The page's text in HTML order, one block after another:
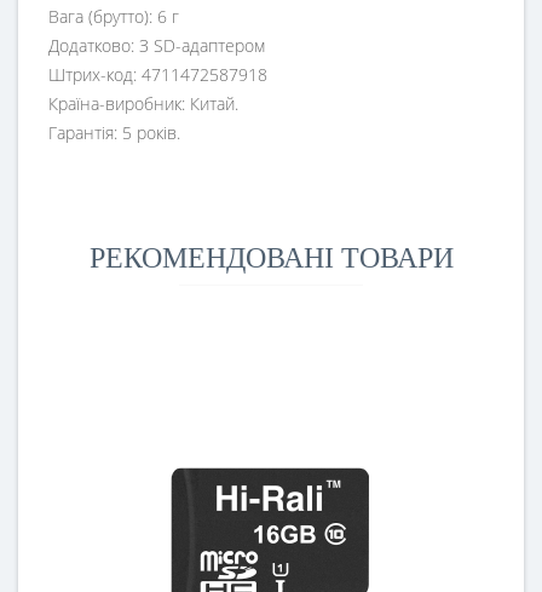
Вага (брутто): 6 г
Додатково: З SD-адаптером
Штрих-код: 4711472587918
Країна-виробник: Китай.
Гарантія: 5 років.
РЕКОМЕНДОВАНІ ТОВАРИ